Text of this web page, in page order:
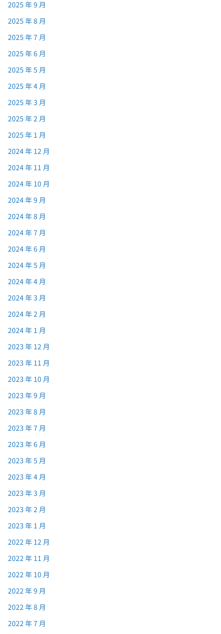
2025 年 9 月
2025 年 8 月
2025 年 7 月
2025 年 6 月
2025 年 5 月
2025 年 4 月
2025 年 3 月
2025 年 2 月
2025 年 1 月
2024 年 12 月
2024 年 11 月
2024 年 10 月
2024 年 9 月
2024 年 8 月
2024 年 7 月
2024 年 6 月
2024 年 5 月
2024 年 4 月
2024 年 3 月
2024 年 2 月
2024 年 1 月
2023 年 12 月
2023 年 11 月
2023 年 10 月
2023 年 9 月
2023 年 8 月
2023 年 7 月
2023 年 6 月
2023 年 5 月
2023 年 4 月
2023 年 3 月
2023 年 2 月
2023 年 1 月
2022 年 12 月
2022 年 11 月
2022 年 10 月
2022 年 9 月
2022 年 8 月
2022 年 7 月